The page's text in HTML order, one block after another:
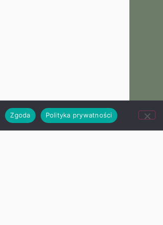
Zgoda Polityka prywatności